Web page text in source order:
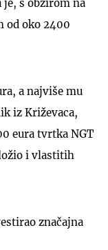
s obzirom na
od oko 2400
a najviše mu
iz Križevaca,
eura tvrtka NGT
i vlastitih
značajna